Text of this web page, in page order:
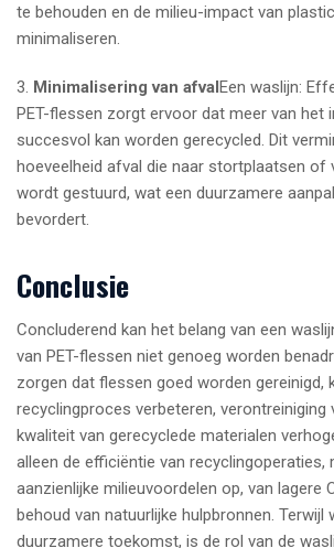
te behouden en de milieu-impact van
minimaliseren.
3. Minimalisering van afvalEen waslijn:
PET-flessen zorgt ervoor dat meer van het
succesvol kan worden gerecycled. Dit
hoeveelheid afval die naar stortplaatsen of
wordt gestuurd, wat een duurzamere
bevordert.
Conclusie
Concluderend kan het belang van een
van PET-flessen niet genoeg worden
zorgen dat flessen goed worden gereinigd,
recyclingproces verbeteren, verontreiniging
kwaliteit van gerecyclede materialen
alleen de efficiëntie van recyclingoperaties,
aanzienlijke milieuvoordelen op, van
behoud van natuurlijke hulpbronnen. Terwijl
duurzamere toekomst, is de rol van de